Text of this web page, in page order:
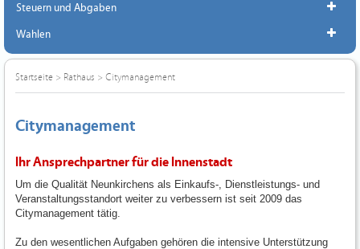
Steuern und Abgaben
Wahlen
Startseite > Rathaus > Citymanagement
Citymanagement
Ihr Ansprechpartner für die Innenstadt
Um die Qualität Neunkirchens als Einkaufs-, Dienstleistungs- und
Veranstaltungsstandort weiter zu verbessern ist seit 2009 das
Citymanagement tätig.
Zu den wesentlichen Aufgaben gehören die intensive Unterstützung